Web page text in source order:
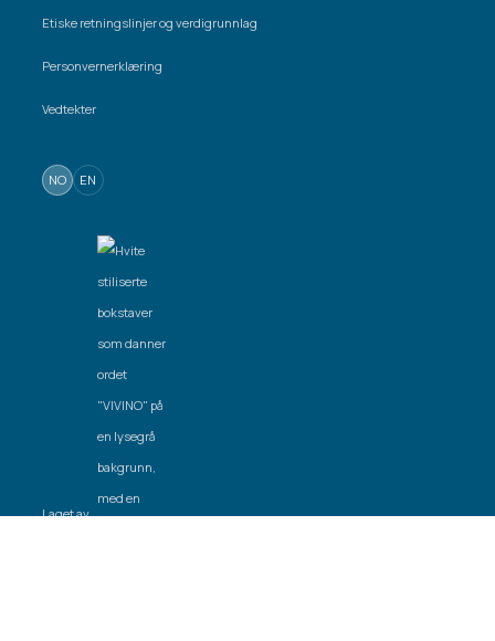
Etiske retningslinjer og verdigrunnlag
Personvernerklæring
Vedtekter
NO EN
Laget av